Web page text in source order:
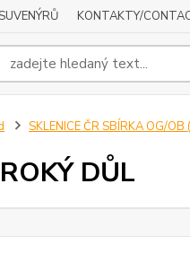
KONTAKTY/
SKLENICE ČR SBÍRKA OG/OB
DŮL